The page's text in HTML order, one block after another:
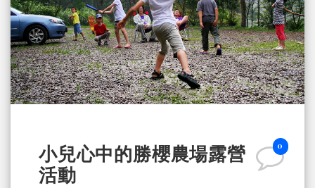
0
小兒心中的勝櫻農場露營
活動